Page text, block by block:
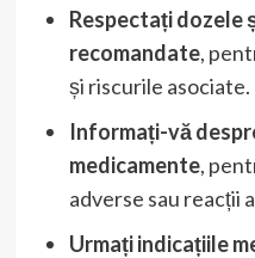
Respectați dozele
recomandate,
și riscurile asociate.
Informați-vă
medicamente,
adverse sau reacții
Urmați indicațiile